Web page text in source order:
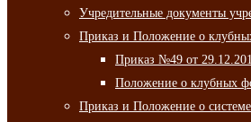
Учредительные документы
Приказ и Положение о
Приказ №49 от
Положение о клубных
Приказ и Положение о